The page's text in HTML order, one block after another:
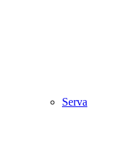
Serva